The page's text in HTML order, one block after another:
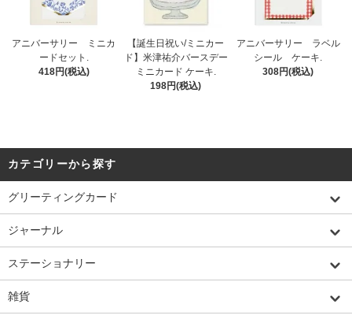
アニバーサリー ミニカ
ードセット.
418円(税込)
【誕生日祝い/ミニカー
ド】米津祐介バースデー
ミニカード ケーキ.
198円(税込)
アニバーサリー ラベル
シール ケーキ.
308円(税込)
カテゴリーから探す
グリーティングカード
ジャーナル
ステーショナリー
雑貨